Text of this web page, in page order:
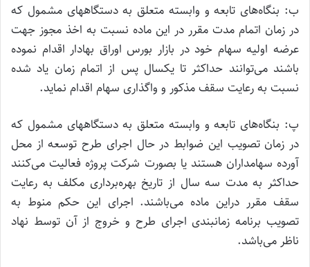
ب: بنگاه‌های تابعه و وابسته متعلق به دستگاههای مشمول که
در زمان اتمام مدت مقرر در این ماده نسبت به اخذ مجوز جهت
عرضه اولیه سهام خود در بازار بورس اوراق بهادار اقدام نموده
باشند می‌توانند حداکثر تا یکسال پس از اتمام زمان یاد شده
نسبت به رعایت سقف مذکور و واگذاری سهام اقدام نماید.
پ: بنگاه‌های تابعه و وابسته متعلق به دستگاههای مشمول که
در زمان تصویب این ضوابط در حال اجرای طرح توسعه از محل
آورده سهامداران هستند یا بصورت شرکت پروژه فعالیت می‌کنند
حداکثر به مدت سه سال از تاریخ بهره‌برداری مکلف به رعایت
سقف مقرر دراین ماده می‌باشند. اجرای این حکم منوط به
تصویب برنامه زمانبندی اجرای طرح و خروج از آن توسط نهاد
ناظر می‌باشد.